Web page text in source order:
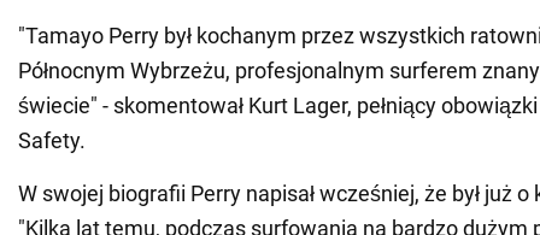
"Tamayo Perry był kochanym przez wszystkich
Północnym Wybrzeżu, profesjonalnym surferem
świecie" - skomentował Kurt Lager, pełniący
Safety.
W swojej biografii Perry napisał wcześniej, że był już o
"Kilka lat temu, podczas surfowania na bardzo dużym